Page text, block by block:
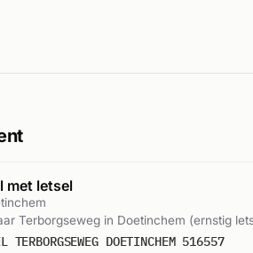
met letsel
Terborgseweg in Doetinchem (ernstig
TERBORGSEWEG DOETINCHEM 516557